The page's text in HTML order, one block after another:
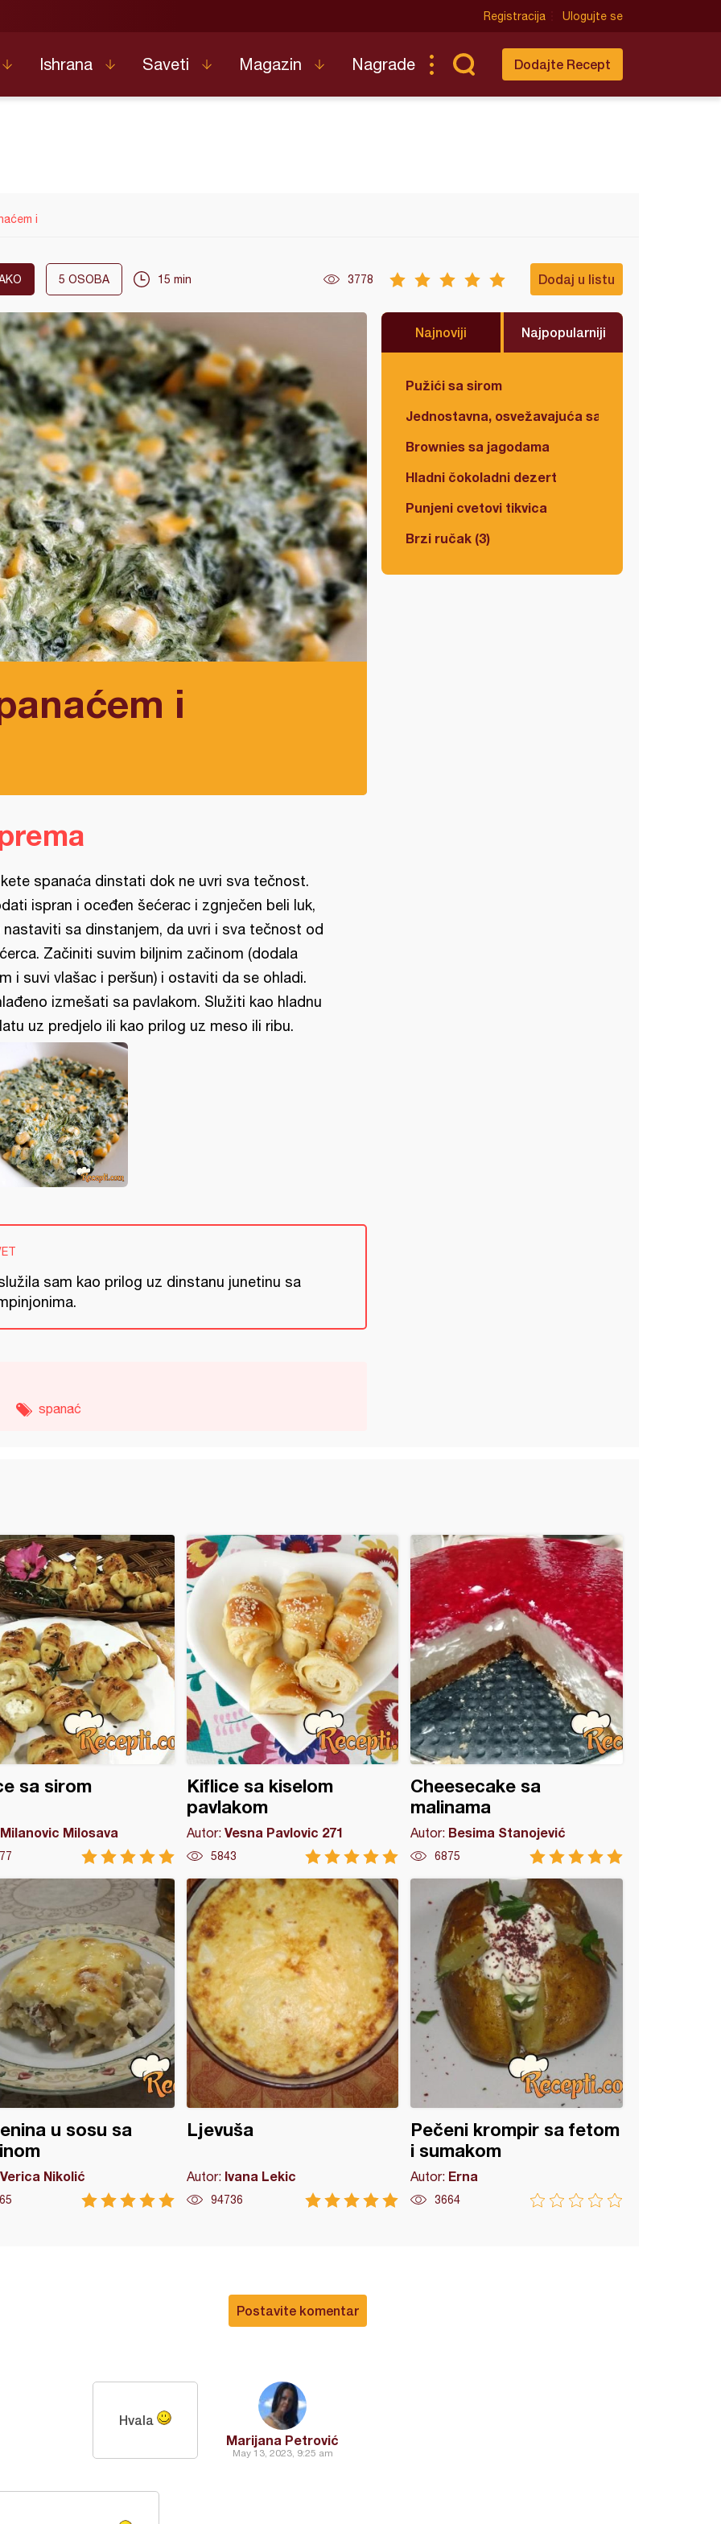
Registracija Ulogujte se
Ishrana Saveti Magazin Nagrade Dodajte Recept
i
5 OSOBA 15 min 3778 Dodaj u listu
i
Najnoviji Najpopularniji
Pužići sa sirom
Jednostavna, osvežavajuća salata
Brownies sa jagodama
Hladni čokoladni dezert
Punjeni cvetovi tikvica
Brzi ručak (3)
spanaća dinstati dok ne uvri sva tečnost.
ispran i oceđen šećerac i zgnječen beli luk,
nastaviti sa dinstanjem, da uvri i sva tečnost od
Začiniti suvim biljnim začinom (dodala
i suvi vlašac i peršun) i ostaviti da se ohladi.
izmešati sa pavlakom. Služiti kao hladnu
uz predjelo ili kao prilog uz meso ili ribu.
sam kao prilog uz dinstanu junetinu sa
spanać
sa sirom
Milanovic Milosava
Kiflice sa kiselom
pavlakom
Autor: Vesna Pavlovic 271
5843
Cheesecake sa
malinama
Autor: Besima Stanojević
6875
u sosu sa
Verica Nikolić
Ljevuša
Autor: Ivana Lekic
94736
Pečeni krompir sa fetom
i sumakom
Autor: Erna
3664
Postavite komentar
Marijana Petrović
May 13, 2023, 9:25 am
Hvala